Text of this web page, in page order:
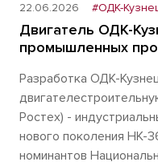
22.06.2026 #ОДК-
Двигатель ОДК-
промышленных
Разработка ОДК-
Ростех) -
нового поколения
номинантов